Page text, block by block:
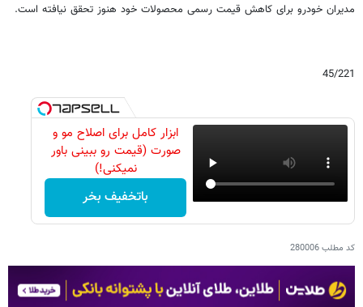
مدیران خودرو برای کاهش قیمت رسمی محصولات خود هنوز تحقق نیافته است.
45/221
ابزار کامل برای اصلاح مو و
صورت (قیمت رو ببینی باور
نمیکنی!)
باتخفیف بخر
کد مطلب280006